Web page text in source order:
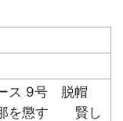
ス 9号 脱帽
那を懲す 賢し